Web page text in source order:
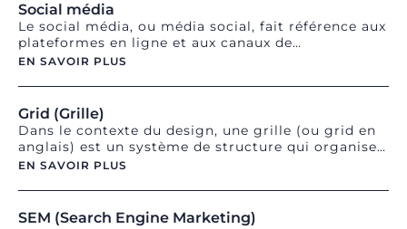
Social média
Le social média, ou média social, fait référence aux
plateformes en ligne et aux canaux de
communication utilisés pour partager et diffuser
les réseaux sociaux, les blogs, les forums, les sites
de partage de vidéos, les plateformes de
microblogging, etc. Le social média permet aux
individus, aux entreprises et aux marques de
publier du contenu, d'interagir avec leur audience,
de créer des communautés et de promouvoir leurs
produits ou services. Les stratégies de social
l'engagement et l'influence sur les plateformes en
EN SAVOIR PLUS
Grid (Grille)
Dans le contexte du design, une grille (ou grid en
anglais) est un système de structure qui organise
et aligne les éléments visuels d'une mise en page.
délimitent des zones dans lesquelles les éléments
peuvent être placés de manière cohérente.
EN SAVOIR PLUS
SEM (Search Engine Marketing)